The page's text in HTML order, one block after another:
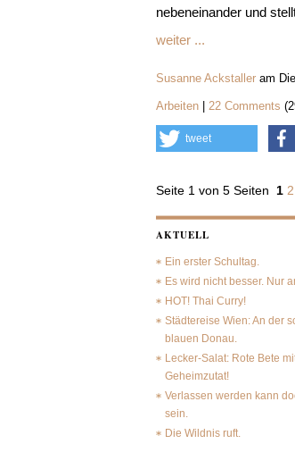
nebeneinander und
weiter ...
Susanne Ackstalleram
Arbeiten 22 Comments
tweet
Seite 1 von 5 Seiten 1 2
AKTUELL
Ein erster Schultag.
Es wird nicht besser. Nur
HOT! Thai Curry!
Städtereise Wien: An der
blauen Donau.
Lecker-Salat: Rote Bete
Geheimzutat!
Verlassen werden kann
sein.
Die Wildnis ruft.